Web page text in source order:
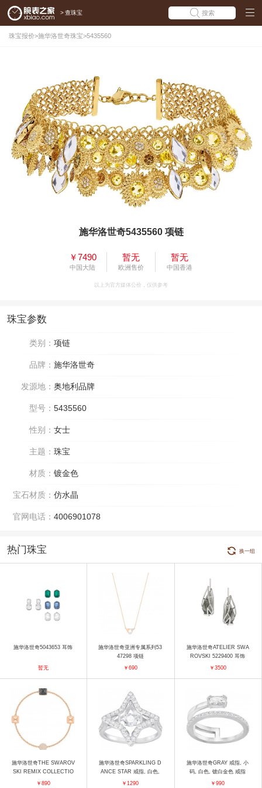
> 查珠宝 搜索
珠宝报价>施华洛世奇珠宝>5435560
施华洛世奇5435560 项链
￥7490
中国大陆
暂无
欧洲售价
暂无
中国香港
以上为官方媒体公价，仅供参考
珠宝参数
类别： 项链
品牌： 施华洛世奇
发源地： 奥地利品牌
型号： 5435560
性别： 女士
主题： 珠宝
材质： 镀金色
宝石材质： 仿水晶
官网电话： 4006901078
热门珠宝 换一组
施华洛世奇5043653 耳饰
暂无
施华洛世奇亚洲专属系列53
47298 项链
￥690
施华洛世奇ATELIER SWA
ROVSKI 5229400 耳饰
￥3500
施华洛世奇THE SWAROV
SKI REMIX COLLECTIO
N 5373213 手镯
￥890
施华洛世奇SPARKLING D
ANCE STAR 戒指, 白色,
镀白金色 戒指
￥1290
施华洛世奇GRAY 戒指, 小
码, 白色, 镀白金色 戒指
￥990